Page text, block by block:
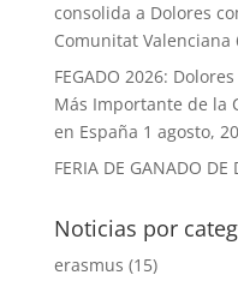
consolida a Dolores
Comunitat Valenciana
FEGADO 2026:
Más Importante de la
en España 1 agosto,
FERIA DE GANADO DE
Noticias por
erasmus (15)